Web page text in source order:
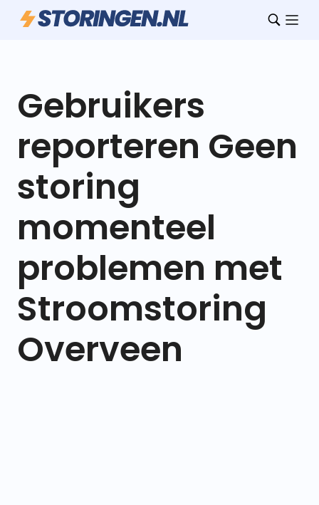
Gebruikers
reporteren Geen
storing
momenteel
problemen met
Stroomstoring
Overveen